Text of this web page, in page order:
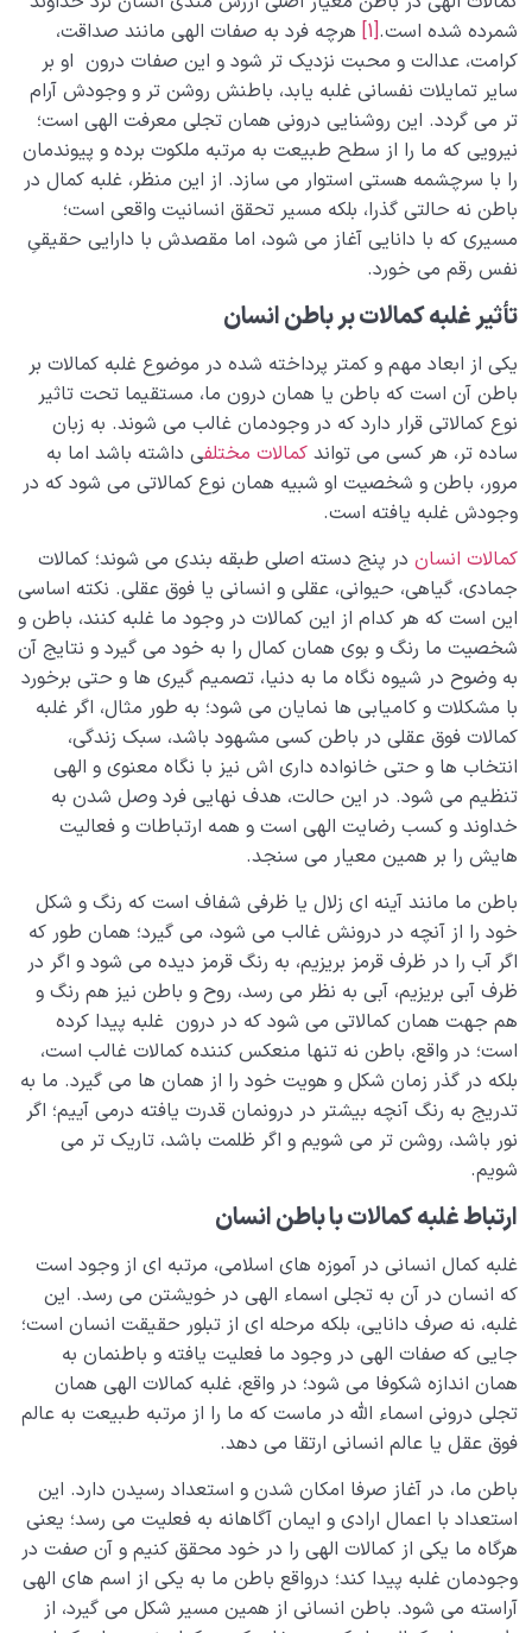
شمرده شده است.[1]
هرچه فرد به صفات الهی مانند صداقت،
کرامت، عدالت و محبت نزدیک تر شود و این صفات درون او بر
سایر تمایلات نفسانی غلبه یابد، باطنش روشن تر و وجودش آرام
تر می گردد. این روشنایی درونی همان تجلی معرفت الهی است؛
نیرویی که ما را از سطح طبیعت به مرتبه ملکوت برده و پیوندمان
را با سرچشمه هستی استوار می سازد. از این منظر، غلبه کمال در
باطن نه حالتی گذرا، بلکه مسیر تحقق انسانیت واقعی است؛
مسیری که با دانایی آغاز می شود، اما مقصدش با دارایی حقیقیِ
نفس رقم می خورد.
تأثیر غلبه کمالات بر باطن انسان
یکی از ابعاد مهم و کمتر پرداخته شده در موضوع غلبه کمالات بر
باطن آن است که باطن یا همان درون ما، مستقیما تحت تاثیر
نوع کمالاتی قرار دارد که در وجودمان غالب می شوند. به زبان
ساده تر، هر کسی می تواند کمالات مختلفی داشته باشد اما به
مرور، باطن و شخصیت او شبیه همان نوع کمالاتی می شود که در
وجودش غلبه یافته است.
کمالات انسان در پنج دسته اصلی طبقه بندی می شوند؛ کمالات
جمادی، گیاهی، حیوانی، عقلی و انسانی یا فوق عقلی. نکته اساسی
این است که هر کدام از این کمالات در وجود ما غلبه کنند، باطن و
شخصیت ما رنگ و بوی همان کمال را به خود می گیرد و نتایج آن
به وضوح در شیوه نگاه ما به دنیا، تصمیم گیری ها و حتی برخورد
با مشکلات و کامیابی ها نمایان می شود؛ به طور مثال، اگر غلبه
کمالات فوق عقلی در باطن کسی مشهود باشد، سبک زندگی،
انتخاب ها و حتی خانواده داری اش نیز با نگاه معنوی و الهی
تنظیم می شود. در این حالت، هدف نهایی فرد وصل شدن به
خداوند و کسب رضایت الهی است و همه ارتباطات و فعالیت
هایش را بر همین معیار می سنجد.
باطن ما مانند آینه ای زلال یا ظرفی شفاف است که رنگ و شکل
خود را از آنچه در درونش غالب می شود، می گیرد؛ همان طور که
اگر آب را در ظرف قرمز بریزیم، به رنگ قرمز دیده می شود و اگر در
ظرف آبی بریزیم، آبی به نظر می رسد، روح و باطن نیز هم رنگ و
هم جهت همان کمالاتی می شود که در درون غلبه پیدا کرده
است؛ در واقع، باطن نه تنها منعکس کننده کمالات غالب است،
بلکه در گذر زمان شکل و هویت خود را از همان ها می گیرد. ما به
تدریج به رنگ آنچه بیشتر در درونمان قدرت یافته درمی آییم؛ اگر
نور باشد، روشن تر می شویم و اگر ظلمت باشد، تاریک تر می
شویم.
ارتباط غلبه کمالات با باطن انسان
غلبه کمال انسانی در آموزه های اسلامی، مرتبه ای از وجود است
که انسان در آن به تجلی اسماء الهی در خویشتن می رسد. این
غلبه، نه صرف دانایی، بلکه مرحله ای از تبلور حقیقت انسان است؛
جایی که صفات الهی در وجود ما فعلیت یافته و باطنمان به
همان اندازه شکوفا می شود؛ در واقع، غلبه کمالات الهی همان
تجلی درونی اسماء الله در ماست که ما را از مرتبه طبیعت به عالم
فوق عقل یا عالم انسانی ارتقا می دهد.
باطن ما، در آغاز صرفا امکان شدن و استعداد رسیدن دارد. این
استعداد با اعمال ارادی و ایمان آگاهانه به فعلیت می رسد؛ یعنی
هرگاه ما یکی از کمالات الهی را در خود محقق کنیم و آن صفت در
وجودمان غلبه پیدا کند؛ درواقع باطن ما به یکی از اسم های الهی
آراسته می شود. باطن انسانی از همین مسیر شکل می گیرد، از